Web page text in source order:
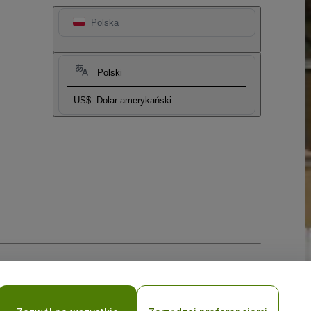
Polska
Polski
US$ Dolar amerykański
prywatności w przypadku urządzeń mobilnych